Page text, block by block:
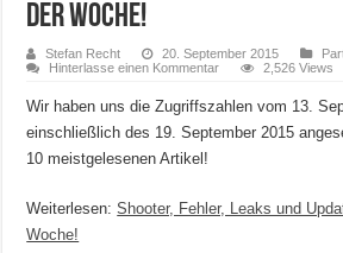
der Woche!
Stefan Recht 20. September 2015
Hinterlasse einen Kommentar
2,526 Views
Wir haben uns die Zugriffszahlen vom 13.
einschließlich des 19. September 2015
10 meistgelesenen Artikel!
Weiterlesen:Shooter, Fehler, Leaks und
Woche!